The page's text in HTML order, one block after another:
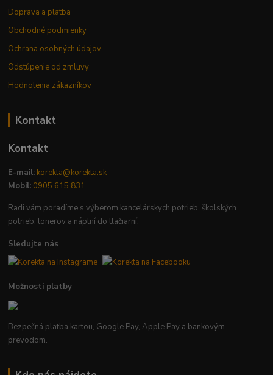
Doprava a platba
Obchodné podmienky
Ochrana osobných údajov
Odstúpenie od zmluvy
Hodnotenia zákazníkov
Kontakt
Kontakt
E-mail: korekta@korekta.sk
Mobil: 0905 615 831
Radi vám poradíme s výberom kancelárskych potrieb, školských
potrieb, tonerov a náplní do tlačiarní.
Sledujte nás
Možnosti platby
Bezpečná platba kartou, Google Pay, Apple Pay a bankovým
prevodom.